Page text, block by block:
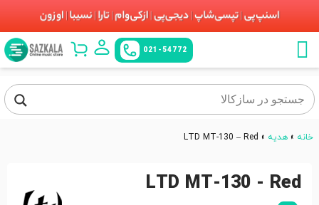
021-54772
خانه » هدیه »
LTD MT-130 – Red
LTD MT-130 - Red